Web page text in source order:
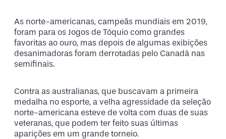
As norte-americanas, campeãs mundiais em 2019,
foram para os Jogos de Tóquio como grandes
favoritas ao ouro, mas depois de algumas exibições
desanimadoras foram derrotadas pelo Canadá nas
semifinais.
Contra as australianas, que buscavam a primeira
medalha no esporte, a velha agressidade da seleção
norte-americana esteve de volta com duas de suas
veteranas, que podem ter feito suas últimas
aparições em um grande torneio.